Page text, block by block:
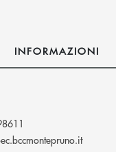
INFORMAZIONI
(si